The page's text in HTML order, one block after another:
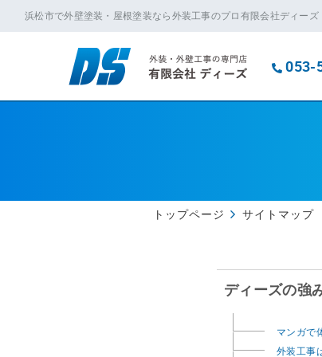
浜松市で外壁塗装・屋根塗装なら外装工事のプロ有限会社ディーズ
053-
トップページ サイトマップ
ディーズの強
マンガで
外装工事